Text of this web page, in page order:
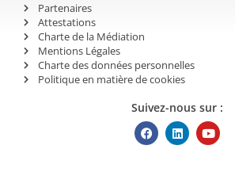
Partenaires
Attestations
Charte de la Médiation
Mentions Légales
Charte des données personnelles
Politique en matière de cookies
Suivez-nous sur :